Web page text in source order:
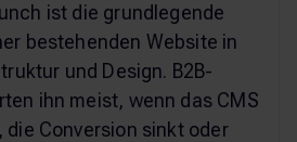
ist die grundlegende
bestehenden Website in
und Design. B2B-
ihn meist, wenn das CMS
die Conversion sinkt oder